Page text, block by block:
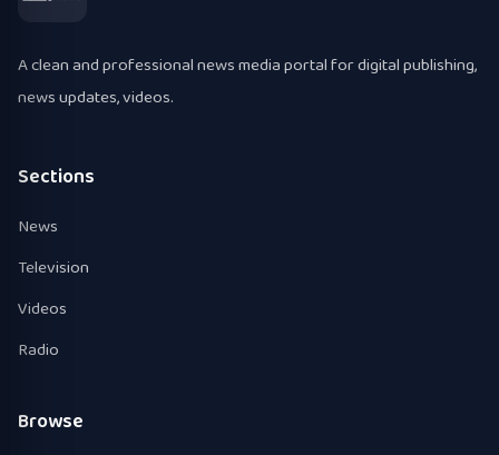
A clean and professional news media portal for digital publishing,
news updates, videos.
Sections
News
Television
Videos
Radio
Browse